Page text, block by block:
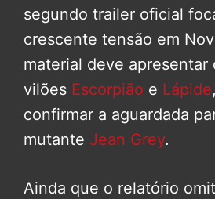
segundo trailer oficial
crescente tensão em
material deve apresentar
vilões Escorpião e Lápide
confirmar a aguardada
mutante Jean Grey.
Ainda que o relatório